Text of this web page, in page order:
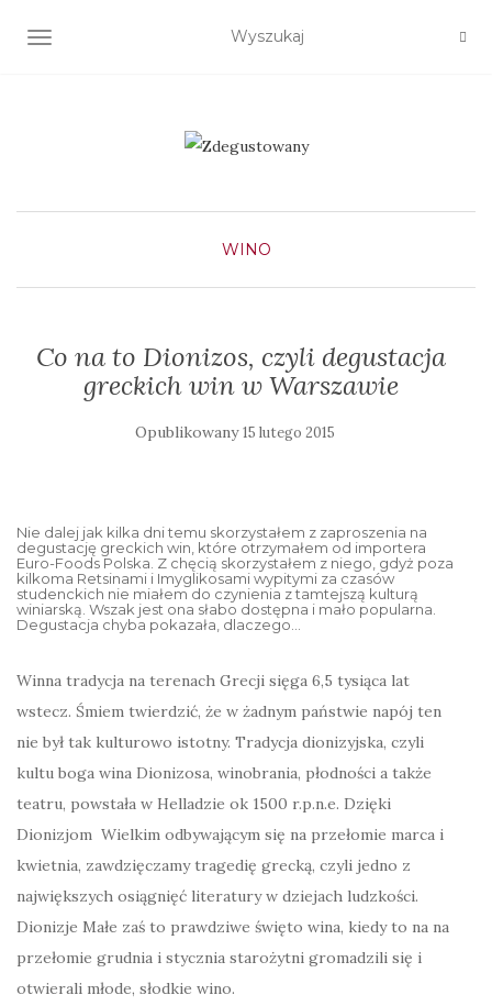
TOGGLE NAVIGATION
WINO
Co na to Dionizos, czyli degustacja
greckich win w Warszawie
Opublikowany15 lutego 2015
Nie dalej jak kilka dni temu skorzystałem z zaproszenia na
degustację greckich win, które otrzymałem od importera
Euro-Foods Polska. Z chęcią skorzystałem z niego, gdyż poza
kilkoma Retsinami i Imyglikosami wypitymi za czasów
studenckich nie miałem do czynienia z tamtejszą kulturą
winiarską. Wszak jest ona słabo dostępna i mało popularna.
Degustacja chyba pokazała, dlaczego…
Winna tradycja na terenach Grecji sięga 6,5 tysiąca lat
wstecz. Śmiem twierdzić, że w żadnym państwie napój ten
nie był tak kulturowo istotny. Tradycja dionizyjska, czyli
kultu boga wina Dionizosa, winobrania, płodności a także
teatru, powstała w Helladzie ok 1500 r.p.n.e. Dzięki
Dionizjom Wielkim odbywającym się na przełomie marca i
kwietnia, zawdzięczamy tragedię grecką, czyli jedno z
największych osiągnięć literatury w dziejach ludzkości.
Dionizje Małe zaś to prawdziwe święto wina, kiedy to na na
przełomie grudnia i stycznia starożytni gromadzili się i
otwierali młode, słodkie wino.